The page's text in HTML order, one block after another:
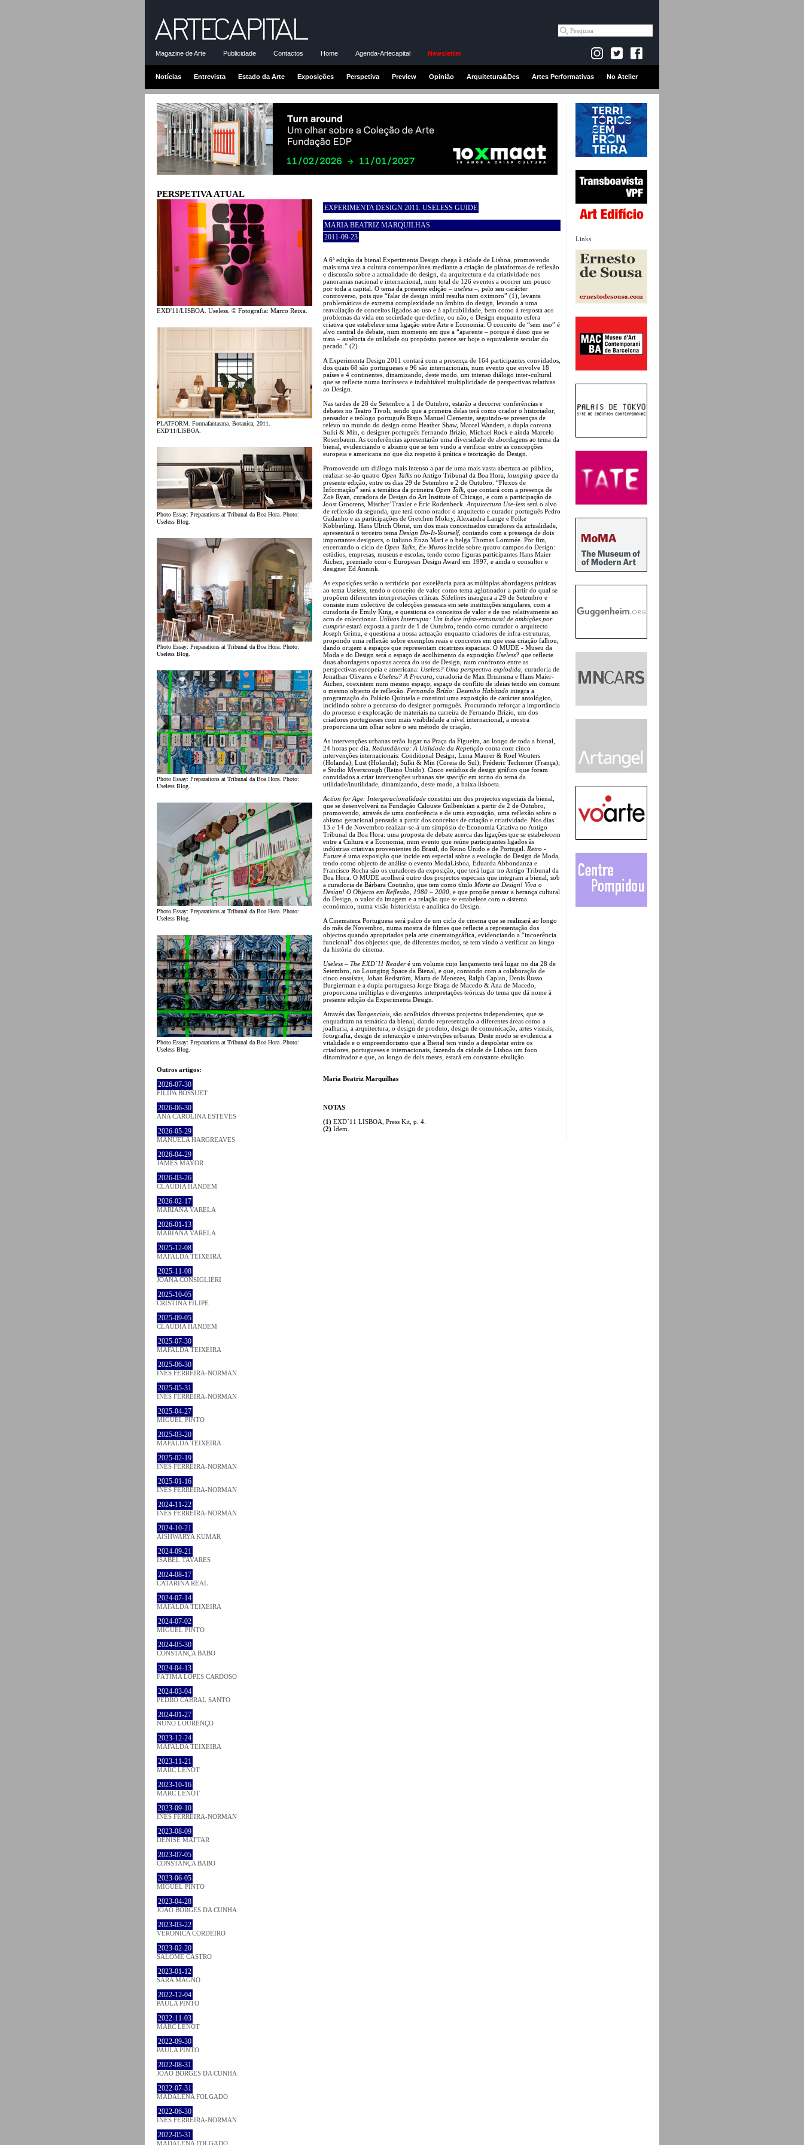
Magazine de Arte Publicidade Contactos Home Agenda-Artecapital Newsletter
Notícias Entrevista Estado da Arte Exposições Perspetiva Preview Opinião Arquitetura&Des Artes Performativas No Atelier
Links
PERSPETIVA ATUAL
EXD'11/LISBOA. Useless. © Fotografia: Marco Reixa.
PLATFORM. Formafantasma. Botanica, 2011.
EXD'11/LISBOA.
Photo Essay: Preparations at Tribunal da Boa Hora. Photo:
Useless Blog.
Photo Essay: Preparations at Tribunal da Boa Hora. Photo:
Useless Blog.
Photo Essay: Preparations at Tribunal da Boa Hora. Photo:
Useless Blog.
Photo Essay: Preparations at Tribunal da Boa Hora. Photo:
Useless Blog.
Photo Essay: Preparations at Tribunal da Boa Hora. Photo:
Useless Blog.
Outros artigos:
2026-07-30
FILIPA BOSSUET
2026-06-30
ANA CAROLINA ESTEVES
2026-05-29
MANUELA HARGREAVES
2026-04-29
JAMES MAYOR
2026-03-26
CLÁUDIA HANDEM
2026-02-17
MARIANA VARELA
2026-01-13
MARIANA VARELA
2025-12-08
MAFALDA TEIXEIRA
2025-11-08
JOANA CONSIGLIERI
2025-10-05
CRISTINA FILIPE
2025-09-05
CLÁUDIA HANDEM
2025-07-30
MAFALDA TEIXEIRA
2025-06-30
INÊS FERREIRA-NORMAN
2025-05-31
INÊS FERREIRA-NORMAN
2025-04-27
MIGUEL PINTO
2025-03-20
MAFALDA TEIXEIRA
2025-02-19
INÊS FERREIRA-NORMAN
2025-01-16
INÊS FERREIRA-NORMAN
2024-11-22
INÊS FERREIRA-NORMAN
2024-10-21
AISHWARYA KUMAR
2024-09-21
ISABEL TAVARES
2024-08-17
CATARINA REAL
2024-07-14
MAFALDA TEIXEIRA
2024-07-02
MIGUEL PINTO
2024-05-30
CONSTANÇA BABO
2024-04-13
FÁTIMA LOPES CARDOSO
2024-03-04
PEDRO CABRAL SANTO
2024-01-27
NUNO LOURENÇO
2023-12-24
MAFALDA TEIXEIRA
2023-11-21
MARC LENOT
2023-10-16
MARC LENOT
2023-09-10
INÊS FERREIRA-NORMAN
2023-08-09
DENISE MATTAR
2023-07-05
CONSTANÇA BABO
2023-06-05
MIGUEL PINTO
2023-04-28
JOÃO BORGES DA CUNHA
2023-03-22
VERONICA CORDEIRO
2023-02-20
SALOMÉ CASTRO
2023-01-12
SARA MAGNO
2022-12-04
PAULA PINTO
2022-11-03
MARC LENOT
2022-09-30
PAULA PINTO
2022-08-31
JOÃO BORGES DA CUNHA
2022-07-31
MADALENA FOLGADO
2022-06-30
INÊS FERREIRA-NORMAN
2022-05-31
MADALENA FOLGADO
EXPERIMENTA DESIGN 2011. USELESS GUIDE
MARIA BEATRIZ MARQUILHAS
2011-09-23
A 6ª edição da bienal Experimenta Design chega à cidade de Lisboa, promovendo
mais uma vez a cultura contemporânea mediante a criação de plataformas de reflexão
e discussão sobre a actualidade do design, da arquitectura e da criatividade nos
panoramas nacional e internacional, num total de 126 eventos a ocorrer um pouco
por toda a capital. O tema da presente edição – useless –, pelo seu carácter
controverso, pois que “falar de design inútil resulta num oximoro” (1), levanta
problemáticas de extrema complexidade no âmbito do design, levando a uma
reavaliação de conceitos ligados ao uso e à aplicabilidade, bem como à resposta aos
problemas da vida em sociedade que define, ou não, o Design enquanto esfera
criativa que estabelece uma ligação entre Arte e Economia. O conceito de “sem uso” é
alvo central de debate, num momento em que a “aparente – porque é disso que se
trata – ausência de utilidade ou propósito parece ser hoje o equivalente secular do
pecado.” (2)
A Experimenta Design 2011 contará com a presença de 164 participantes convidados,
dos quais 68 são portugueses e 96 são internacionais, num evento que envolve 18
países e 4 continentes, dinamizando, deste modo, um intenso diálogo inter-cultural
que se reflecte numa intrínseca e indubitável multiplicidade de perspectivas relativas
ao Design.
Nas tardes de 28 de Setembro a 1 de Outubro, estarão a decorrer conferências e
debates no Teatro Tivoli, sendo que a primeira delas terá como orador o historiador,
pensador e teólogo português Bispo Manuel Clemente, seguindo-se presenças de
relevo no mundo do design como Heather Shaw, Marcel Wanders, a dupla coreana
Sulki & Min, o designer português Fernando Brízio, Michael Rock e ainda Marcelo
Rosenbaum. As conferências apresentarão uma diversidade de abordagens ao tema da
bienal, evidenciando o abismo que se tem vindo a verificar entre as concepções
europeia e americana no que diz respeito à prática e teorização do Design.
Promovendo um diálogo mais intenso a par de uma mais vasta abertura ao público,
realizar-se-ão quatro Open Talks no Antigo Tribunal da Boa Hora, lounging space da
presente edição, entre os dias 29 de Setembro e 2 de Outubro. “Fluxos de
Informação” será a temática da primeira Open Talk , que contará com a presença de
Zoë Ryan, curadora de Design do Art Institute of Chicago, e com a participação de
Joost Grootens, Mischer’Traxler e Eric Rodenbeck. Arquitectura Use-less será o alvo
de reflexão da segunda, que terá como orador o arquitecto e curador português Pedro
Gadanho e as participações de Gretchen Mokry, Alexandra Lange e Folke
Köbberling. Hans Ulrich Obrist, um dos mais conceituados curadores da actualidade,
apresentará o terceiro tema Design Do-It-Yourself, contando com a presença de dois
importantes designers, o italiano Enzo Mari e o belga Thomas Lommée. Por fim,
encerrando o ciclo de Open Talks Ex-Muros incide sobre quatro campos do Design:
estúdios, empresas, museus e escolas, tendo como figuras participantes Hans Maier
Aichen, premiado com o European Design Award em 1997, e ainda o consultor e
designer Ed Annink.
As exposições serão o território por excelência para as múltiplas abordagens práticas
ao tema Useless , tendo o conceito de valor como tema aglutinador a partir do qual se
propõem diferentes interpretações críticas. Sidelines inaugura a 29 de Setembro e
consiste num colectivo de colecções pessoais em sete instituições singulares, com a
curadoria de Emily King, e questiona os conceitos de valor e de uso relativamente ao
acto de coleccionar. Utilitas Interrupta: Um índice infra-estrutural de ambições por
cumprirestará exposta a partir de 1 de Outubro, tendo como curador o arquitecto
Joseph Grima, e questiona a nossa actuação enquanto criadores de infra-estruturas,
propondo uma reflexão sobre exemplos reais e concretos em que essa criação falhou,
dando origem a espaços que representam cicatrizes espaciais. O MUDE - Museu da
Moda e do Design será o espaço de acolhimento da exposição Useless? que reflecte
duas abordagens opostas acerca do uso de Design, num confronto entre as
perspectivas europeia e americana: Useless? Uma perspectiva explodida , curadoria de
Jonathan Olivares e Useless? A Procura , curadoria de Max Bruinsma e Hans Maier-
Aichen, coexistem num mesmo espaço, espaço de conflito de ideias tendo em comum
o mesmo objecto de reflexão. Fernando Brízio: Desenho Habitado integra a
programação do Palácio Quintela e constitui uma exposição de carácter antológico,
incidindo sobre o percurso do designer português. Procurando reforçar a importância
do processo e exploração de materiais na carreira de Fernando Brízio, um dos
criadores portugueses com mais visibilidade a nível internacional, a mostra
proporciona um olhar sobre o seu método de criação.
As intervenções urbanas terão lugar na Praça da Figueira, ao longo de toda a bienal,
24 horas por dia. Redundância: A Utilidade da Repetição conta com cinco
intervenções internacionais: Conditional Design, Luna Maurer & Roel Wouters
(Holanda); Lust (Holanda); Sulki & Min (Coreia do Sul); Fréderic Technner (França);
e Studio Myerscough (Reino Unido). Cinco estúdios de design gráfico que foram
convidados a criar intervenções urbanas site specific em torno do tema da
utilidade/inutilidade, dinamizando, deste modo, a baixa lisboeta.
Action for Age: Intergeracionalidade constitui um dos projectos especiais da bienal,
que se desenvolverá na Fundação Calouste Gulbenkian a partir de 2 de Outubro,
promovendo, através de uma conferência e de uma exposição, uma reflexão sobre o
abismo geracional pensado a partir dos conceitos de criação e criatividade. Nos dias
13 e 14 de Novembro realizar-se-á um simpósio de Economia Criativa no Antigo
Tribunal da Boa Hora: uma proposta de debate acerca das ligações que se estabelecem
entre a Cultura e a Economia, num evento que reúne participantes ligados às
indústrias criativas provenientes do Brasil, do Reino Unido e de Portugal. Retro -
Future é uma exposição que incide em especial sobre a evolução do Design de Moda,
tendo como objecto de análise o evento ModaLisboa, Eduarda Abbondanza e
Francisco Rocha são os curadores da exposição, que terá lugar no Antigo Tribunal da
Boa Hora. O MUDE acolherá outro dos projectos especiais que integram a bienal, sob
a curadoria de Bárbara Coutinho, que tem como título Morte ao Design! Viva o
Design! O Objecto em Reflexão, 1980 – 2000 , e que propõe pensar a herança cultural
do Design, o valor da imagem e a relação que se estabelece com o sistema
económico, numa visão historicista e analítica do Design.
A Cinemateca Portuguesa será palco de um ciclo de cinema que se realizará ao longo
do mês de Novembro, numa mostra de filmes que reflecte a representação dos
objectos quando apropriados pela arte cinematográfica, evidenciando a “incoerência
funcional” dos objectos que, de diferentes modos, se tem vindo a verificar ao longo
da história do cinema.
Useless – The EXD´11 Readeré um volume cujo lançamento terá lugar no dia 28 de
Setembro, no Lounging Space da Bienal, e que, contando com a colaboração de
cinco ensaístas, Johan Redström, Marta de Menezes, Ralph Caplan, Denis Russo
Burgierman e a dupla portuguesa Jorge Braga de Macedo & Ana de Macedo,
proporciona múltiplas e divergentes interpretações teóricas do tema que dá nome à
presente edição da Experimenta Design.
Através das Tangenciais , são acolhidos diversos projectos independentes, que se
enquadram na temática da bienal, dando representação a diferentes áreas como a
joalharia, a arquitectura, o design de produto, design de comunicação, artes visuais,
fotografia, design de interacção e intervenções urbanas. Deste modo se evidencia a
vitalidade e o empreendorismo que a Bienal tem vindo a despoletar entre os
criadores, portugueses e internacionais, fazendo da cidade de Lisboa um foco
dinamizador e que, ao longo de dois meses, estará em constante ebulição.
Maria Beatriz Marquilhas
NOTAS
(1) EXD´11 LISBOA, Press Kit, p. 4.
(2) Idem.